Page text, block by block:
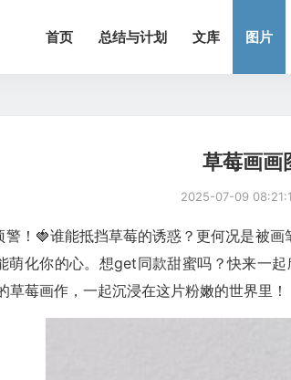
首页 总结与计划 文库 图片
草莓画画
2025-07-09
警！🍓谁能抵挡草莓的诱惑？更何况是被
萌化你的心。想get同款甜蜜吗？快来一
草莓画作，一起沉浸在这片粉嫩的世界里！